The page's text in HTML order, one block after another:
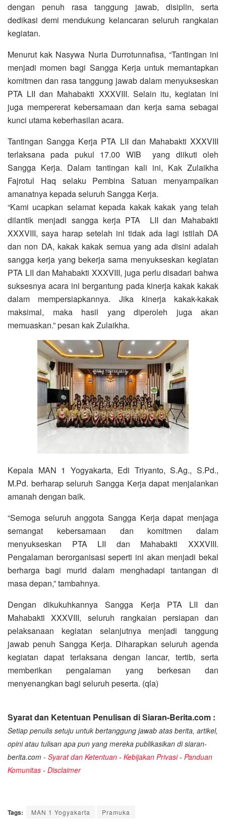
dengan penuh rasa tanggung jawab, disiplin, serta
dedikasi demi mendukung kelancaran seluruh rangkaian
kegiatan.
Menurut kak Nasywa Nuria Durrotunnafisa, “Tantingan ini
menjadi momen bagi Sangga Kerja untuk memantapkan
komitmen dan rasa tanggung jawab dalam menyukseskan
PTA LII dan Mahabakti XXXVIII. Selain itu, kegiatan ini
juga mempererat kebersamaan dan kerja sama sebagai
kunci utama keberhasilan acara.
Tantingan Sangga Kerja PTA LII dan Mahabakti XXXVIII
terlaksana pada pukul 17.00 WIB yang diikuti oleh
Sangga Kerja. Dalam tantingan kali ini, Kak Zulaikha
Fajrotul Haq selaku Pembina Satuan menyampaikan
amanatnya kepada seluruh Sangga Kerja.
“Kami ucapkan selamat kepada kakak kakak yang telah
dilantik menjadi sangga kerja PTA LII dan Mahabakti
XXXVIII, saya harap setelah ini tidak ada lagi istilah DA
dan non DA, kakak kakak semua yang ada disini adalah
sangga kerja yang bekerja sama menyukseskan kegiatan
PTA LII dan Mahabakti XXXVIII, juga perlu disadari bahwa
suksesnya acara ini bergantung pada kinerja kakak kakak
dalam mempersiapkannya. Jika kinerja kakak-kakak
maksimal, maka hasil yang diperoleh juga akan
memuaskan.” pesan kak Zulaikha.
Kepala MAN 1 Yogyakarta, Edi Triyanto, S.Ag., S.Pd.,
M.Pd. berharap seluruh Sangga Kerja dapat menjalankan
amanah dengan baik.
“Semoga seluruh anggota Sangga Kerja dapat menjaga
semangat kebersamaan dan komitmen dalam
menyukseskan PTA LII dan Mahabakti XXXVIII.
Pengalaman berorganisasi seperti ini akan menjadi bekal
berharga bagi murid dalam menghadapi tantangan di
masa depan,” tambahnya.
Dengan dikukuhkannya Sangga Kerja PTA LII dan
Mahabakti XXXVIII, seluruh rangkaian persiapan dan
pelaksanaan kegiatan selanjutnya menjadi tanggung
jawab penuh Sangga Kerja. Diharapkan seluruh agenda
kegiatan dapat terlaksana dengan lancar, tertib, serta
memberikan pengalaman yang berkesan dan
menyenangkan bagi seluruh peserta. (qla)
Syarat dan Ketentuan Penulisan di Siaran-Berita.com :
Setiap penulis setuju untuk bertanggung jawab atas berita, artikel,
opini atau tulisan apa pun yang mereka publikasikan di siaran-
berita.com - Syarat dan Ketentuan - Kebijakan Privasi- Panduan
Komunitas - Disclaimer
Tags: MAN 1 Yogyakarta Pramuka